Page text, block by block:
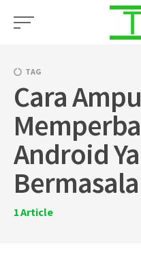
TAG
Cara
Android
1Article